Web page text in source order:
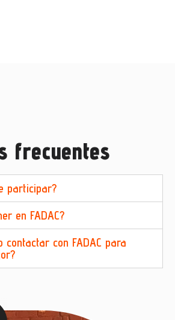
frecuentes
participar?
en FADAC?
contactar con FADAC para